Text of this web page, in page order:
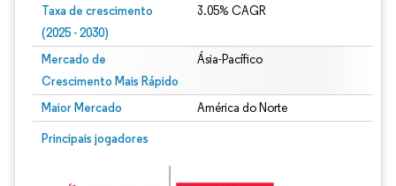
Taxa de crescimento
(2025 - 2030)
3.05% CAGR
Mercado de
Crescimento Mais Rápido
Ásia-Pacífico
Maior Mercado América do Norte
Principais jogadores
Imagem © Mordor Intelligence. O reuso requer atribuição conforme CC BY 4.0.